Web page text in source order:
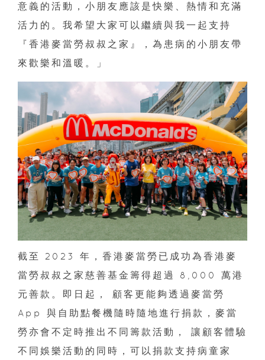
意義的活動，小朋友應該是快樂、熱情和充滿
活力的。我希望大家可以繼續與我一起支持
『香港麥當勞叔叔之家』，為患病的小朋友帶
來歡樂和溫暖。」
截至 2023 年，香港麥當勞已成功為香港麥
當勞叔叔之家慈善基金籌得超過 8,000 萬港
元善款。即日起， 顧客更能夠透過麥當勞
App 與自助點餐機隨時隨地進行捐款，麥當
勞亦會不定時推出不同籌款活動， 讓顧客體驗
不同娛樂活動的同時，可以捐款支持病童家